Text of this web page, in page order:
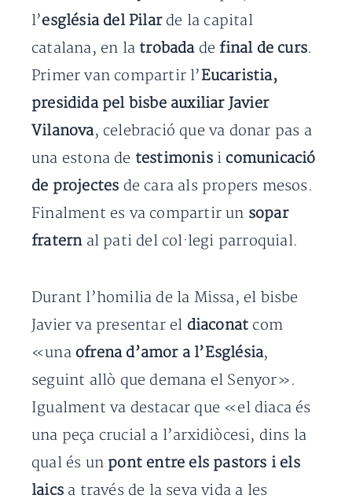
l’església del Pilarde la capital
catalana, en la trobada definal de curs.
Primer van compartir l’Eucaristia,
presidida pel bisbe auxiliar Javier
Vilanova, celebració que va donar pas a
una estona de testimonis i comunicació
de projectes de cara als propers mesos.
Finalment es va compartir un sopar
fratern al pati del col·legi parroquial.
Durant l’homilia de la Missa, el bisbe
Javier va presentar el diaconat com
«una ofrena d’amor a l’Església,
seguint allò que demana el Senyor».
Igualment va destacar que «el diaca és
una peça crucial a l’arxidiòcesi, dins la
qual és un pont entre els pastors i els
laics a través de la seva vida a les